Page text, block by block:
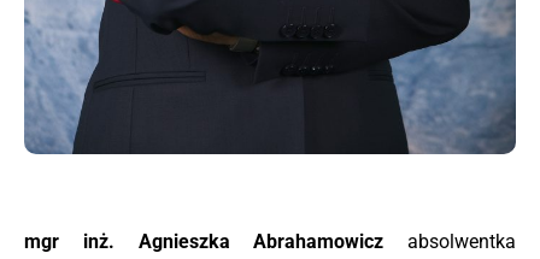
mgr inż. Agnieszka Abrahamowicz
absolwentka